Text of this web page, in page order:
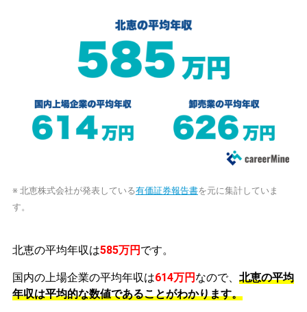
※ 北恵株式会社が発表している有価証券報告書を元に集計していま
す。
北恵の平均年収は585万円 です。
国内の上場企業の平均年収は614万円 なので、 北恵の平均
年収は平均的な数値であることがわかります。